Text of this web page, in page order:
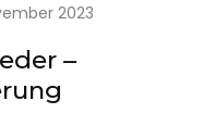
2023
–